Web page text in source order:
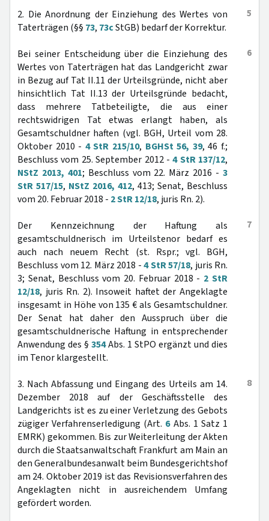
5
2. Die Anordnung der Einziehung des Wertes von
Taterträgen (§§ 73, 73cStGB) bedarf der Korrektur.
6
Bei seiner Entscheidung über die Einziehung des
Wertes von Taterträgen hat das Landgericht zwar
in Bezug auf Tat II.11 der Urteilsgründe, nicht aber
hinsichtlich Tat II.13 der Urteilsgründe bedacht,
dass mehrere Tatbeteiligte, die aus einer
rechtswidrigen Tat etwas erlangt haben, als
Gesamtschuldner haften (vgl. BGH, Urteil vom 28.
Oktober 2010 - 4 StR 215/10, BGHSt 56, 39, 46 f.;
Beschluss vom 25. September 2012 -4 StR 137/12,
NStZ 2013, 401; Beschluss vom 22. März 2016 -3
StR 517/15, NStZ 2016, 412, 413; Senat, Beschluss
vom 20. Februar 2018 - 2 StR 12/18, juris Rn. 2).
7
Der Kennzeichnung der Haftung als
gesamtschuldnerisch im Urteilstenor bedarf es
auch nach neuem Recht (st. Rspr.; vgl. BGH,
Beschluss vom 12. März 2018 -4 StR 57/18, juris Rn.
3; Senat, Beschluss vom 20. Februar 2018 - 2 StR
12/18, juris Rn. 2). Insoweit haftet der Angeklagte
insgesamt in Höhe von 135 € als Gesamtschuldner.
Der Senat hat daher den Ausspruch über die
gesamtschuldnerische Haftung in entsprechender
Anwendung des § 354Abs. 1 StPO ergänzt und dies
im Tenor klargestellt.
8
3. Nach Abfassung und Eingang des Urteils am 14.
Dezember 2018 auf der Geschäftsstelle des
Landgerichts ist es zu einer Verletzung des Gebots
zügiger Verfahrenserledigung (Art. 6Abs. 1 Satz 1
EMRK) gekommen. Bis zur Weiterleitung der Akten
durch die Staatsanwaltschaft Frankfurt am Main an
den Generalbundesanwalt beim Bundesgerichtshof
am 24. Oktober 2019 ist das Revisionsverfahren des
Angeklagten nicht in ausreichendem Umfang
gefördert worden.